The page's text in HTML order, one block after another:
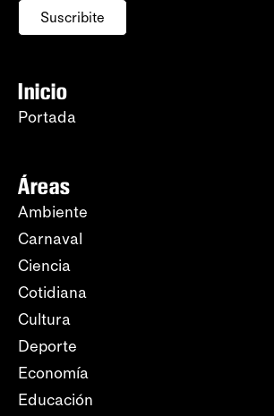
Suscribite
Inicio
Portada
Áreas
Ambiente
Carnaval
Ciencia
Cotidiana
Cultura
Deporte
Economía
Educación